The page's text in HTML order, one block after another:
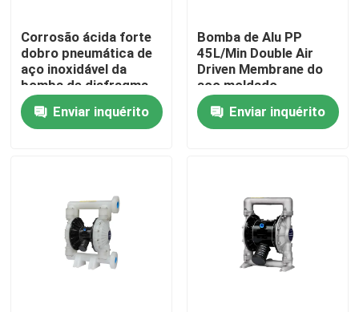
Excursão da fábrica
Controle da qualidade
Notícia
Peça umas citações
Corrosão ácida forte
dobro pneumática de
aço inoxidável da
bomba de diafragma
Enviar inquérito
Bomba de Alu PP
45L/Min Double Air
Driven Membrane do
aço moldado
Enviar inquérito